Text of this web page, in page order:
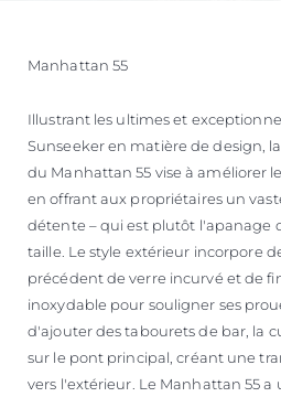
Manhattan 55
Illustrant les ultimes et
Sunseeker en matière de design,
du Manhattan 55 vise à améliorer
en offrant aux propriétaires un
détente – qui est plutôt l'apanage
taille. Le style extérieur incorpore
précédent de verre incurvé et de
inoxydable pour souligner ses
d'ajouter des tabourets de bar, la
sur le pont principal, créant une
vers l'extérieur. Le Manhattan 55 a